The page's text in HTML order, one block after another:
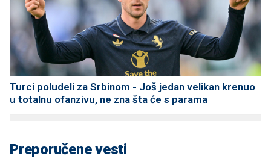
Turci poludeli za Srbinom - Još jedan velikan krenuo
u totalnu ofanzivu, ne zna šta će s parama
Preporučene vesti